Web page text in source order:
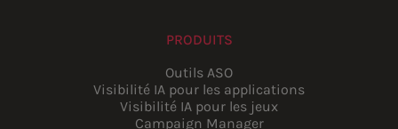
PRODUITS
Outils ASO
Visibilité IA pour les applications
Visibilité IA pour les jeux
Campaign Manager